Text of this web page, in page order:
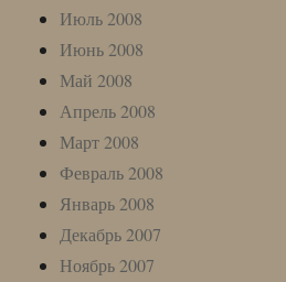
Июль 2008
Июнь 2008
Май 2008
Апрель 2008
Март 2008
Февраль 2008
Январь 2008
Декабрь 2007
Ноябрь 2007